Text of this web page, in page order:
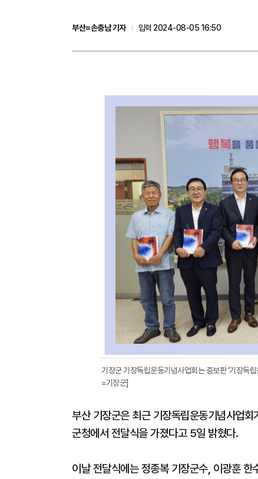
부산=손충남 기자
입력 2024-08-05 16:50
기장군 기장독립운동기념사업회는 증보판 ‘기장독
=기장군]
부산 기장군은 최근 기장독립운동기념사업
군청에서 전달식을 가졌다고 5일 밝혔다.
이날 전달식에는 정종복 기장군수, 이광훈